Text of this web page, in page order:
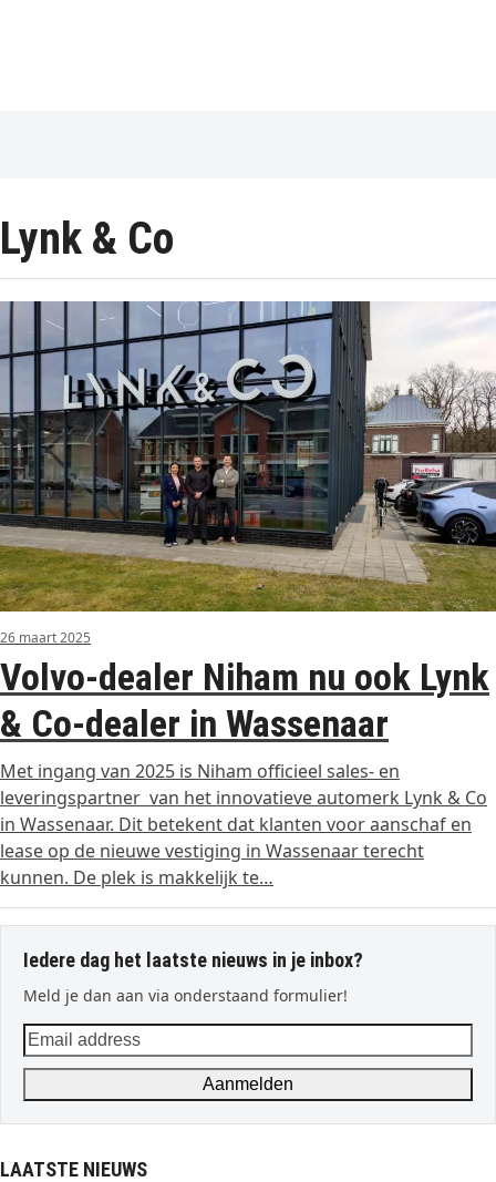
Lynk & Co
26 maart 2025
Volvo-dealer Niham nu ook Lynk
& Co-dealer in Wassenaar
Met ingang van 2025 is Niham officieel sales- en
leveringspartner van het innovatieve automerk Lynk & Co
in Wassenaar. Dit betekent dat klanten voor aanschaf en
lease op de nieuwe vestiging in Wassenaar terecht
kunnen. De plek is makkelijk te…
Iedere dag het laatste nieuws in je inbox?
Meld je dan aan via onderstaand formulier!
Email
address
Aanmelden
LAATSTE NIEUWS